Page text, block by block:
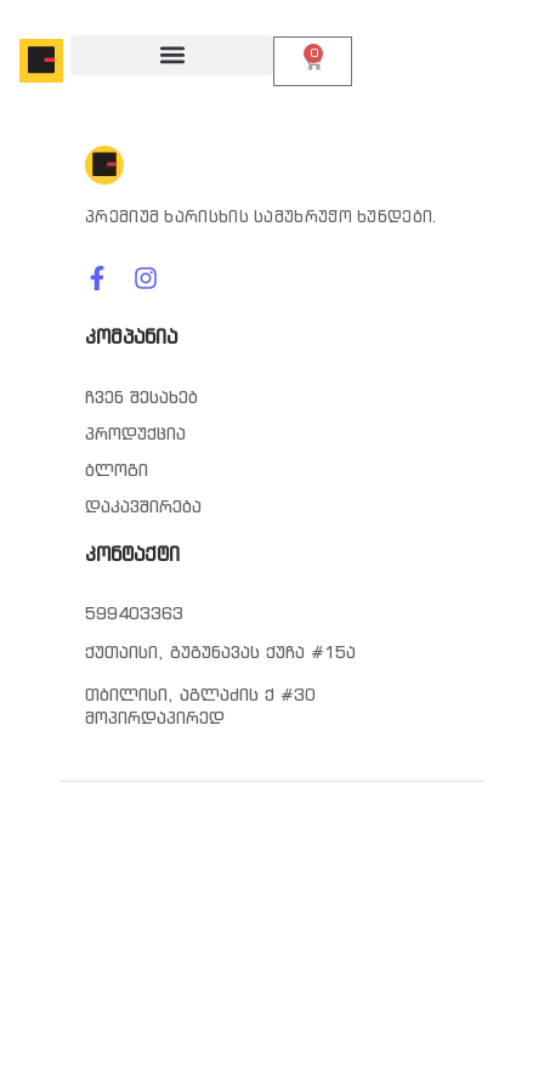
0
პრემიუმ ხარისხის სამუხრუჭო ხუნდები.
კომპანია
ჩვენ შესახებ
პროდუქცია
ბლოგი
დაკავშირება
კონტაქტი
599403363
ქუთაისი, გუგუნავას ქუჩა #15ა
თბილისი, აგლაძის ქ #30
მოპირდაპირედ